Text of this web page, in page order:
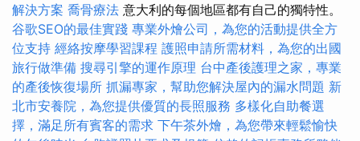
解決方案 喬骨療法 意大利的每個地區都有自己的獨特性。
谷歌SEO的最佳實踐 專業外燴公司，為您的活動提供全方
位支持 經絡按摩學習課程 護照申請所需材料，為您的出國
旅行做準備 搜尋引擎的運作原理 台中產後護理之家，專業
的產後恢復場所 抓漏專家，幫助您解決屋內的漏水問題 新
北市安養院，為您提供優質的長照服務 多樣化自助餐選
擇，滿足所有賓客的需求 下午茶外燴，為您帶來輕鬆愉快